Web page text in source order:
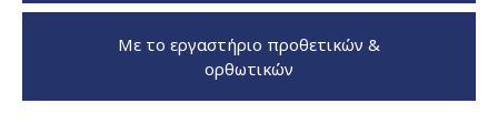
Με το εργαστήριο προθετικών &
ορθωτικών